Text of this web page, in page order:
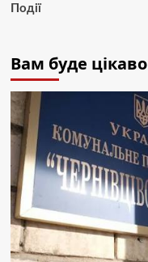
Події
Вам буде цікаво